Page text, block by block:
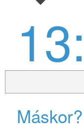
Máskor?